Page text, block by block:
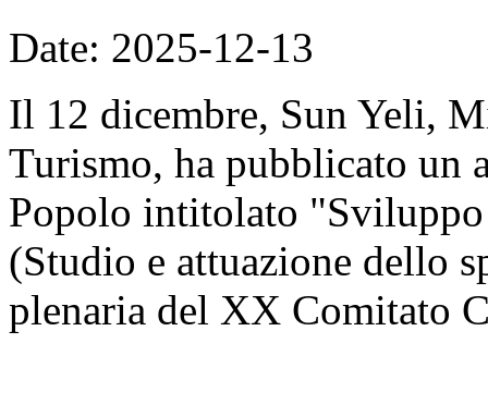
Date: 2025-12-13
Il 12 dicembre, Sun Yeli,
Turismo, ha pubblicato un
Popolo intitolato
(Studio e attuazione dello
plenaria del XX Comitato